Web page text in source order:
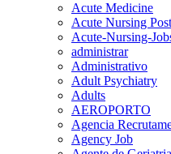
Acute Medicine
Acute Nursing
Acute-Nursing-
administrar
Administrativo
Adult Psychiatry
Adults
AEROPORTO
Agencia
Agency Job